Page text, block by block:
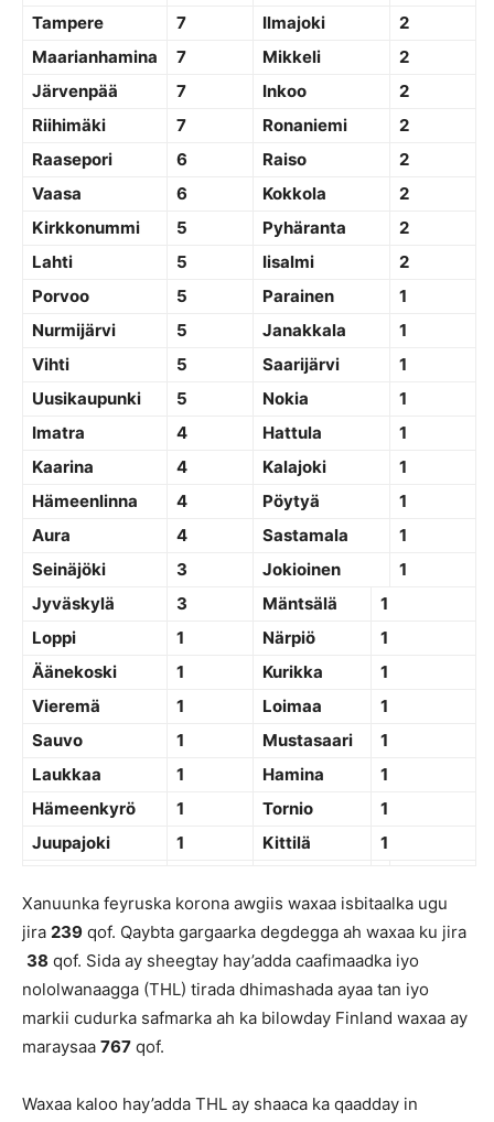
Tampere
7 Ilmajoki
2
Maarianhamina
7 Mikkeli
2
Järvenpää
7 Inkoo
2
Riihimäki
7 Ronaniemi
2
Raasepori
6 Raiso
2
Vaasa
6 Kokkola
2
Kirkkonummi
5 Pyhäranta
2
Lahti
5 Iisalmi
2
Porvoo
5 Parainen
1
Nurmijärvi
5 Janakkala
1
Vihti
5 Saarijärvi
1
Uusikaupunki
5 Nokia
1
Imatra
4 Hattula
1
Kaarina
4 Kalajoki
1
Hämeenlinna
4 Pöytyä
1
Aura
4 Sastamala
1
Seinäjöki
3 Jokioinen
1
Jyväskylä
3 Mäntsälä
1
Loppi
1 Närpiö
1
Äänekoski
1 Kurikka
1
Vieremä
1 Loimaa
1
Sauvo
1 Mustasaari
1
Laukkaa
1 Hamina
1
Hämeenkyrö
1 Tornio
1
Juupajoki
1 Kittilä 1
Xanuunka feyruska korona awgiis waxaa isbitaalka ugu
jira 239 qof. Qaybta gargaarka degdegga ah waxaa ku jira
38 qof. Sida ay sheegtay hay’adda caafimaadka iyo
nololwanaagga (THL) tirada dhimashada ayaa tan iyo
markii cudurka safmarka ah ka bilowday Finland waxaa ay
maraysaa 767 qof.
Waxaa kaloo hay’adda THL ay shaaca ka qaadday in